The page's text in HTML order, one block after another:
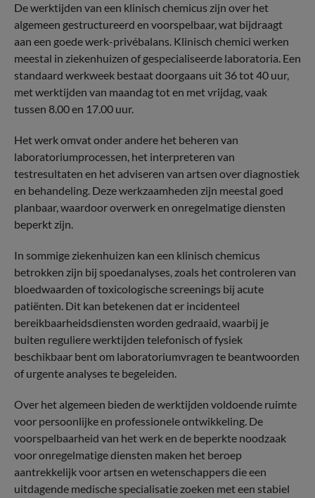
De werktijden van een klinisch chemicus zijn over het
algemeen gestructureerd en voorspelbaar, wat bijdraagt
aan een goede werk-privébalans. Klinisch chemici werken
meestal in ziekenhuizen of gespecialiseerde laboratoria. Een
standaard werkweek bestaat doorgaans uit 36 tot 40 uur,
met werktijden van maandag tot en met vrijdag, vaak
tussen 8.00 en 17.00 uur.
Het werk omvat onder andere het beheren van
laboratoriumprocessen, het interpreteren van
testresultaten en het adviseren van artsen over diagnostiek
en behandeling. Deze werkzaamheden zijn meestal goed
planbaar, waardoor overwerk en onregelmatige diensten
beperkt zijn.
In sommige ziekenhuizen kan een klinisch chemicus
betrokken zijn bij spoedanalyses, zoals het controleren van
bloedwaarden of toxicologische screenings bij acute
patiënten. Dit kan betekenen dat er incidenteel
bereikbaarheidsdiensten worden gedraaid, waarbij je
buiten reguliere werktijden telefonisch of fysiek
beschikbaar bent om laboratoriumvragen te beantwoorden
of urgente analyses te begeleiden.
Over het algemeen bieden de werktijden voldoende ruimte
voor persoonlijke en professionele ontwikkeling. De
voorspelbaarheid van het werk en de beperkte noodzaak
voor onregelmatige diensten maken het beroep
aantrekkelijk voor artsen en wetenschappers die een
uitdagende medische specialisatie zoeken met een stabiel